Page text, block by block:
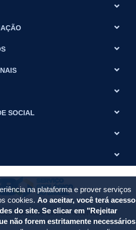
SOCIAL
Todos os direitos reservados.
na plataforma e prover serviços
cookies. Ao aceitar, você terá acesso
do site. Se clicar em "Rejeitar
não forem estritamente necessários